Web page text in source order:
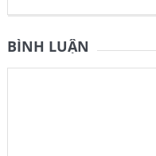
BÌNH LUẬN